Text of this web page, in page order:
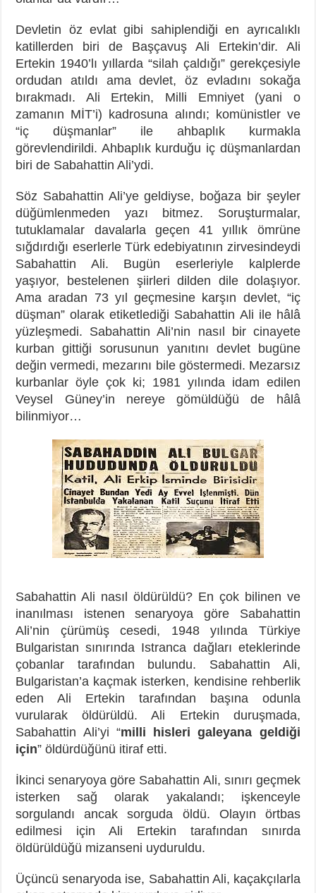
Devletin öz evlat gibi sahiplendiği en ayrıcalıklı
katillerden biri de Başçavuş Ali Ertekin’dir. Ali
Ertekin 1940’lı yıllarda “silah çaldığı” gerekçesiyle
ordudan atıldı ama devlet, öz evladını sokağa
bırakmadı. Ali Ertekin, Milli Emniyet (yani o
zamanın MİT’i) kadrosuna alındı; komünistler ve
“iç düşmanlar” ile ahbaplık kurmakla
görevlendirildi. Ahbaplık kurduğu iç düşmanlardan
biri de Sabahattin Ali’ydi.
Söz Sabahattin Ali’ye geldiyse, boğaza bir şeyler
düğümlenmeden yazı bitmez. Soruşturmalar,
tutuklamalar davalarla geçen 41 yıllık ömrüne
sığdırdığı eserlerle Türk edebiyatının zirvesindeydi
Sabahattin Ali. Bugün eserleriyle kalplerde
yaşıyor, bestelenen şiirleri dilden dile dolaşıyor.
Ama aradan 73 yıl geçmesine karşın devlet, “iç
düşman” olarak etiketlediği Sabahattin Ali ile hâlâ
yüzleşmedi. Sabahattin Ali’nin nasıl bir cinayete
kurban gittiği sorusunun yanıtını devlet bugüne
değin vermedi, mezarını bile göstermedi. Mezarsız
kurbanlar öyle çok ki; 1981 yılında idam edilen
Veysel Güney’in nereye gömüldüğü de hâlâ
bilinmiyor…
Sabahattin Ali nasıl öldürüldü? En çok bilinen ve
inanılması istenen senaryoya göre Sabahattin
Ali’nin çürümüş cesedi, 1948 yılında Türkiye
Bulgaristan sınırında Istranca dağları eteklerinde
çobanlar tarafından bulundu. Sabahattin Ali,
Bulgaristan’a kaçmak isterken, kendisine rehberlik
eden Ali Ertekin tarafından başına odunla
vurularak öldürüldü. Ali Ertekin duruşmada,
Sabahattin Ali’yi “milli hisleri galeyana geldiği
için” öldürdüğünü itiraf etti.
İkinci senaryoya göre Sabahattin Ali, sınırı geçmek
isterken sağ olarak yakalandı; işkenceyle
sorgulandı ancak sorguda öldü. Olayın örtbas
edilmesi için Ali Ertekin tarafından sınırda
öldürüldüğü mizanseni uyduruldu.
Üçüncü senaryoda ise, Sabahattin Ali, kaçakçılarla